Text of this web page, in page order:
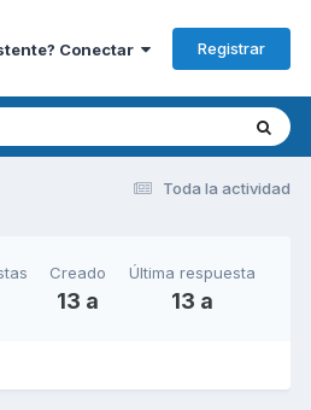
Conectar Registrar
Toda la actividad
Creado
13 a
Última respuesta
13 a